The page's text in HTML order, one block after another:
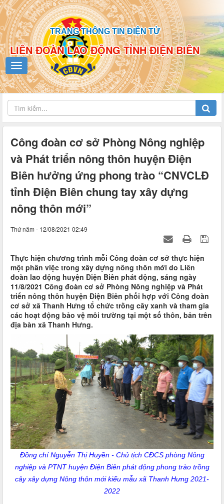
TRANG THÔNG TIN ĐIỆN TỬ
LIÊN ĐOÀN LAO ĐỘNG TỈNH ĐIỆN BIÊN
Công đoàn cơ sở Phòng Nông nghiệp
và Phát triển nông thôn huyện Điện
Biên hưởng ứng phong trào “CNVCLĐ
tỉnh Điện Biên chung tay xây dựng
nông thôn mới”
Thứ năm - 12/08/2021 02:49
Thực hiện chương trình mỗi Công đoàn cơ sở thực hiện
một phần việc trong xây dựng nông thôn mới do Liên
đoàn lao động huyện Điện Biên phát động, sáng ngày
11/8/2021 Công đoàn cơ sở Phòng Nông nghiệp và Phát
triển nông thôn huyện Điện Biên phối hợp với Công đoàn
cơ sở xã Thanh Hưng tổ chức trồng cây xanh và tham gia
các hoạt động bảo vệ môi trường tại một số thôn, bản trên
địa bàn xã Thanh Hưng.
Đồng chí Nguyễn Thị Huyền - Chủ tịch CĐCS phòng Nông
nghiệp và PTNT huyện Điện Biên phát động phong trào trồng
cây xây dựng Nông thôn mới kiểu mẫu xã Thanh Hưng 2021-
2022